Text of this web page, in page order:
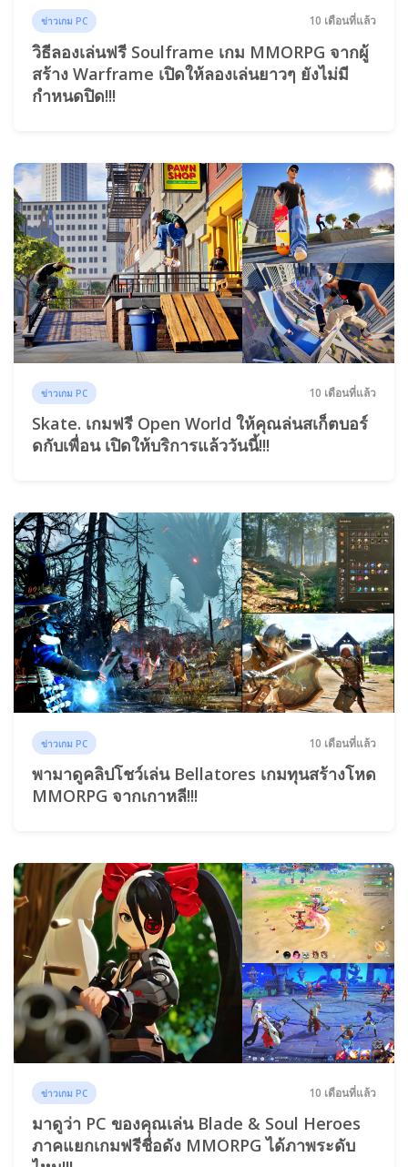
ข่าวเกม PC 10 เดือนที่แล้ว
วิธีลองเล่นฟรี Soulframe เกม MMORPG จากผู้
สร้าง Warframe เปิดให้ลองเล่นยาวๆ ยังไม่มี
กำหนดปิด!!!
ข่าวเกม PC 10 เดือนที่แล้ว
Skate. เกมฟรี Open World ให้คุณล่นสเก็ตบอร์
ดกับเพื่อน เปิดให้บริการแล้ววันนี้!!!
ข่าวเกม PC 10 เดือนที่แล้ว
พามาดูคลิปโชว์เล่น Bellatores เกมทุนสร้างโหด
MMORPG จากเกาหลี!!!
ข่าวเกม PC 10 เดือนที่แล้ว
มาดูว่า PC ของคุณเล่น Blade & Soul Heroes
ภาคแยกเกมฟรีชื่อดัง MMORPG ได้ภาพระดับ